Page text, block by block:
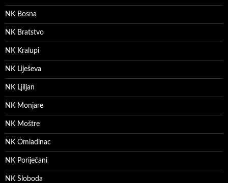
NK Bosna
NK Bratstvo
NK Kralupi
NK Liješeva
NK Ljiljan
NK Monjare
NK Moštre
NK Omladinac
NK Poriječani
NK Sloboda